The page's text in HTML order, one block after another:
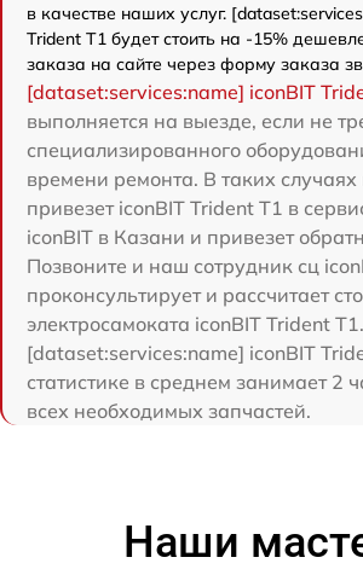
в качестве наших услуг.
Trident T1 будет стоить на -15%
заказа на сайте через форму заказа
[dataset:services:name] iconBIT
выполняется на выезде, если не
специализированного
времени ремонта. В таких
привезет iconBIT Trident T1 в
iconBIT в Казани и привезет
Позвоните и наш сотрудник сц
проконсультирует и рассчитает
электросамоката iconBIT Trident T1.
[dataset:services:name] iconBIT
статистике в среднем занимает 2
всех необходимых запчастей.
Наши